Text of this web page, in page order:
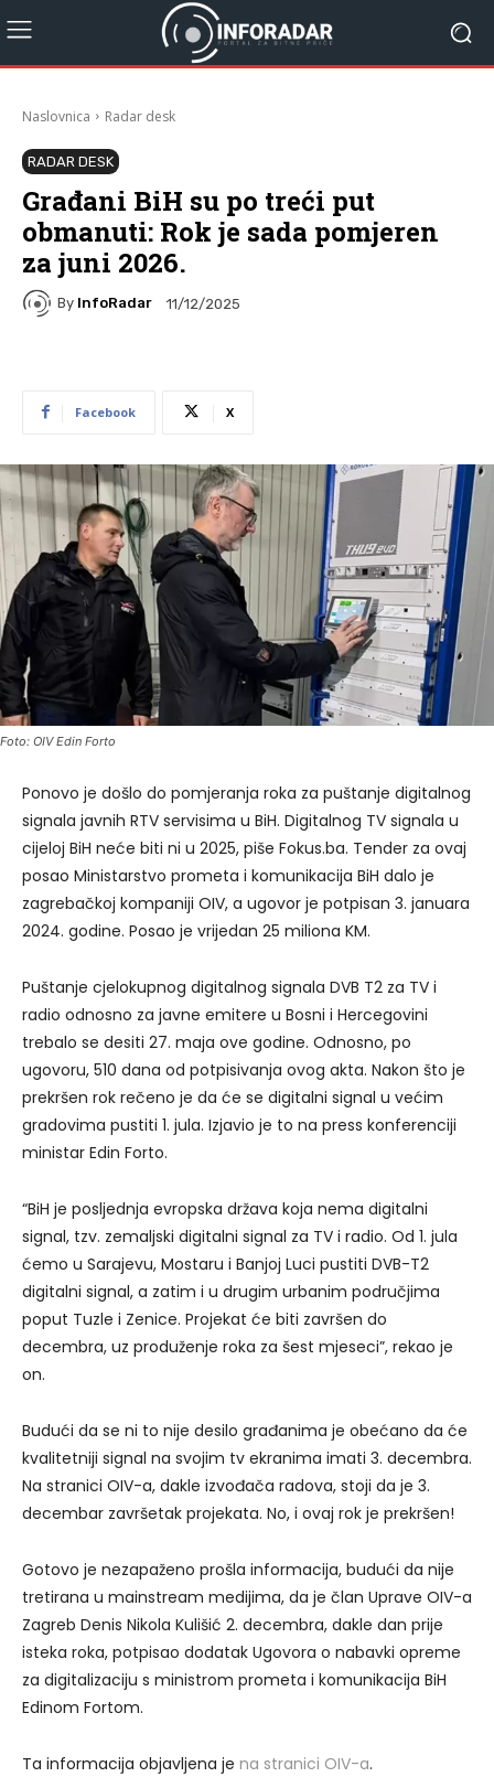
Naslovnica Radar desk
RADAR DESK
Građani BiH su po treći put
obmanuti: Rok je sada pomjeren
za juni 2026.
By InfoRadar 11/12/2025
Facebook X
Foto: OIV Edin Forto
Ponovo je došlo do pomjeranja roka za puštanje digitalnog
signala javnih RTV servisima u BiH. Digitalnog TV signala u
cijeloj BiH neće biti ni u 2025, piše Fokus.ba. Tender za ovaj
posao Ministarstvo prometa i komunikacija BiH dalo je
zagrebačkoj kompaniji OIV, a ugovor je potpisan 3. januara
2024. godine. Posao je vrijedan 25 miliona KM.
Puštanje cjelokupnog digitalnog signala DVB T2 za TV i
radio odnosno za javne emitere u Bosni i Hercegovini
trebalo se desiti 27. maja ove godine. Odnosno, po
ugovoru, 510 dana od potpisivanja ovog akta. Nakon što je
prekršen rok rečeno je da će se digitalni signal u većim
gradovima pustiti 1. jula. Izjavio je to na press konferenciji
ministar Edin Forto.
“BiH je posljednja evropska država koja nema digitalni
signal, tzv. zemaljski digitalni signal za TV i radio. Od 1. jula
ćemo u Sarajevu, Mostaru i Banjoj Luci pustiti DVB-T2
digitalni signal, a zatim i u drugim urbanim područjima
poput Tuzle i Zenice. Projekat će biti završen do
decembra, uz produženje roka za šest mjeseci”, rekao je
on.
Budući da se ni to nije desilo građanima je obećano da će
kvalitetniji signal na svojim tv ekranima imati 3. decembra.
Na stranici OIV-a, dakle izvođača radova, stoji da je 3.
decembar završetak projekata. No, i ovaj rok je prekršen!
Gotovo je nezapaženo prošla informacija, budući da nije
tretirana u mainstream medijima, da je član Uprave OIV-a
Zagreb Denis Nikola Kulišić 2. decembra, dakle dan prije
isteka roka, potpisao dodatak Ugovora o nabavki opreme
za digitalizaciju s ministrom prometa i komunikacija BiH
Edinom Fortom.
Ta informacija objavljena je na stranici OIV-a.